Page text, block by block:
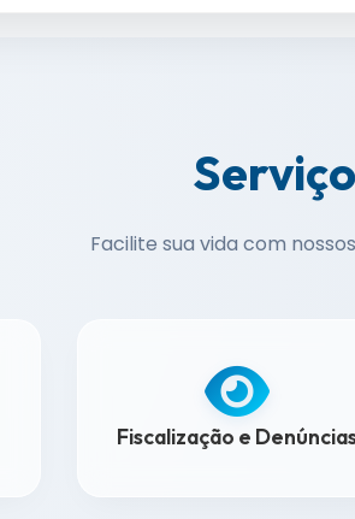
Facilite sua vida com
Fiscalização e